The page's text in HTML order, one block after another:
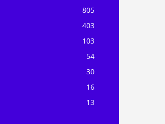
805
403
103
54
30
16
13